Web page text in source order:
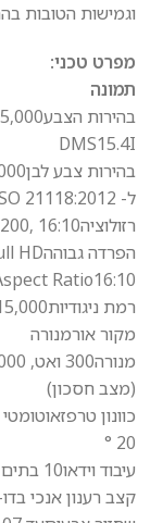
וגמישות הטובות
מפרט טכני:
תמונה
בהירות הצבע
DMS15.4I
בהירות צבע לבן
ל- ISO 21118:2012
רזולוציה16:10
הפרדה גבוההHD
Ratio16:10
רמת ניגודיות: 1
מקור אורמנורה
מנורה
(מצב חסכון)
כוונון טרפז
20 °
עיבוד וידאו10 בתים
קצב רענון אנכי